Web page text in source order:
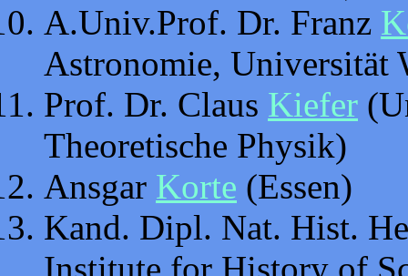
A.Univ.Prof. Dr. Franz
Astronomie, Universität
Prof. Dr. Claus Kiefer
Theoretische Physik)
Ansgar Korte (Essen)
Kand. Dipl. Nat. Hist.